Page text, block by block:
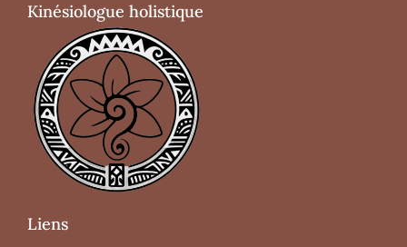
Kinésiologue holistique
Liens